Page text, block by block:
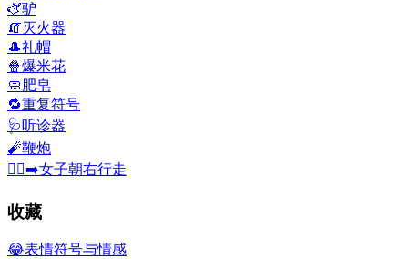
🫏驴
🧯灭火器
🎩礼帽
🍿爆米花
🧼肥皂
🔁重复符号
🩺听诊器
🧨鞭炮
🚶‍♀️‍➡️女子朝右行走
收藏
😂表情符号与情感